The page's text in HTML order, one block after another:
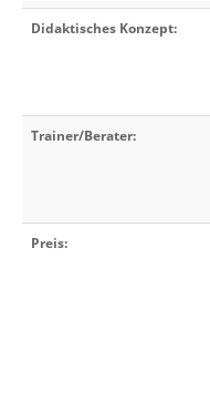
Didaktisches Konzept:
Trainer/Berater:
Preis: